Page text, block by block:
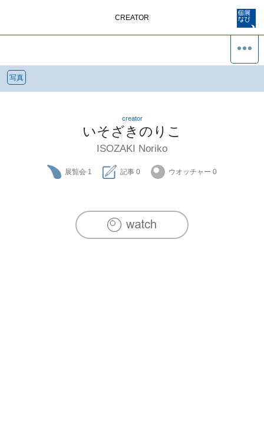
CREATOR
写真
creator
いそざきのりこ
ISOZAKI Noriko
展覧会 1 記事 0 ウオッチャー 0